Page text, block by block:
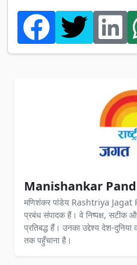
Manishankar
मणिशंकर पांडेय Rashtriya Jagat
प्रबंध संपादक हैं। वे निष्पक्ष, सटीक
प्रतिबद्ध हैं। उनका उद्देश्य देश-
तक पहुँचाना है।